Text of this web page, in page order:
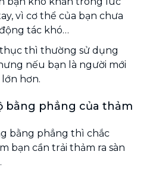
vì cơ thể của bạn chưa
tác khó…
thì thường sử dụng
nếu bạn là người mới
hơn.
bằng phẳng của thảm
bằng phẳng thì chắc
bạn cần trải thảm ra sàn